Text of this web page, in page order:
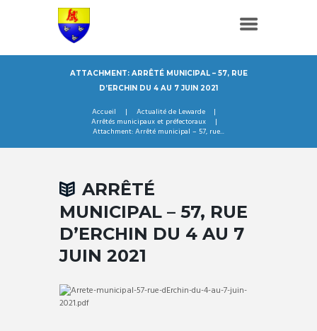
ATTACHMENT: ARRÊTÉ MUNICIPAL – 57, RUE
D’ERCHIN DU 4 AU 7 JUIN 2021
Accueil
Actualité de Lewarde
Arrêtés municipaux et préfectoraux
Attachment: Arrêté municipal – 57, rue...
ARRÊTÉ
MUNICIPAL – 57, RUE
D’ERCHIN DU 4 AU 7
JUIN 2021